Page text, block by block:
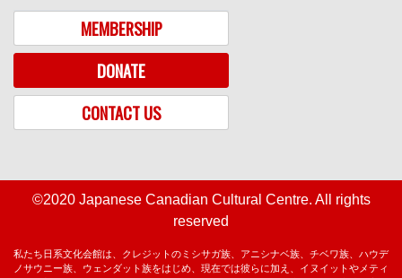
MEMBERSHIP
DONATE
CONTACT US
©2020 Japanese Canadian Cultural Centre. All rights
reserved
私たち日系文化会館は、クレジットのミシサガ族、アニシナベ族、チベワ族、ハウデ
ノサウニー族、ウェンダット族をはじめ、現在では彼らに加え、イヌイットやメティ